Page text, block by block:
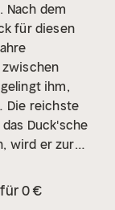
Nach dem
für diesen
ihm,
Die reichste
Duck'sche
wird er zur
den
0 €